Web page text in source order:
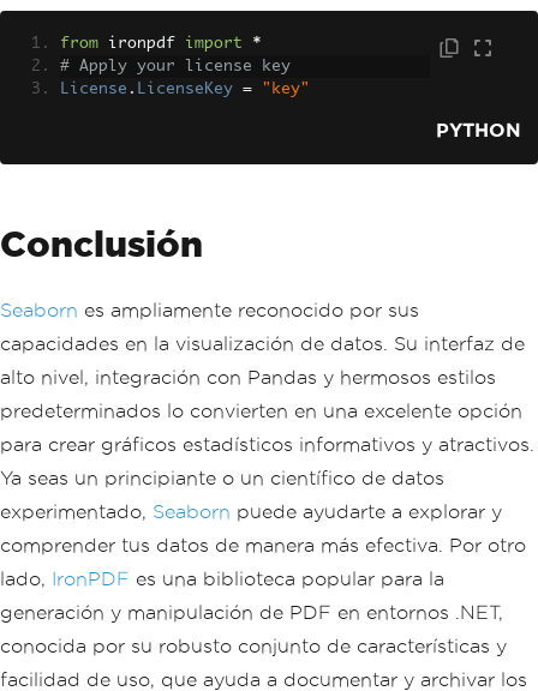
from ironpdf import
*
# Apply your license key
License . LicenseKey = "key"
PYTHON
Conclusión
Seaborn es ampliamente reconocido por sus
capacidades en la visualización de datos. Su interfaz de
alto nivel, integración con Pandas y hermosos estilos
predeterminados lo convierten en una excelente opción
para crear gráficos estadísticos informativos y atractivos.
Ya seas un principiante o un científico de datos
experimentado, Seaborn puede ayudarte a explorar y
comprender tus datos de manera más efectiva. Por otro
lado, IronPDF es una biblioteca popular para la
generación y manipulación de PDF en entornos .NET,
conocida por su robusto conjunto de características y
facilidad de uso, que ayuda a documentar y archivar los